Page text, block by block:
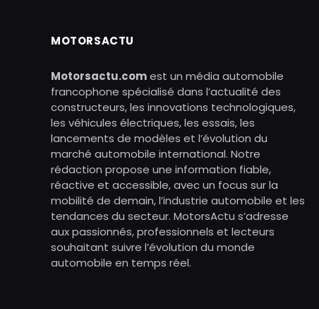
MOTORSACTU
Motorsactu.comest un média automobile
francophone spécialisé dans l’actualité des
constructeurs, les innovations technologiques,
les véhicules électriques, les essais, les
lancements de modèles et l’évolution du
marché automobile international. Notre
rédaction propose une information fiable,
réactive et accessible, avec un focus sur la
mobilité de demain, l’industrie automobile et les
tendances du secteur. MotorsActu s’adresse
aux passionnés, professionnels et lecteurs
souhaitant suivre l’évolution du monde
automobile en temps réel.